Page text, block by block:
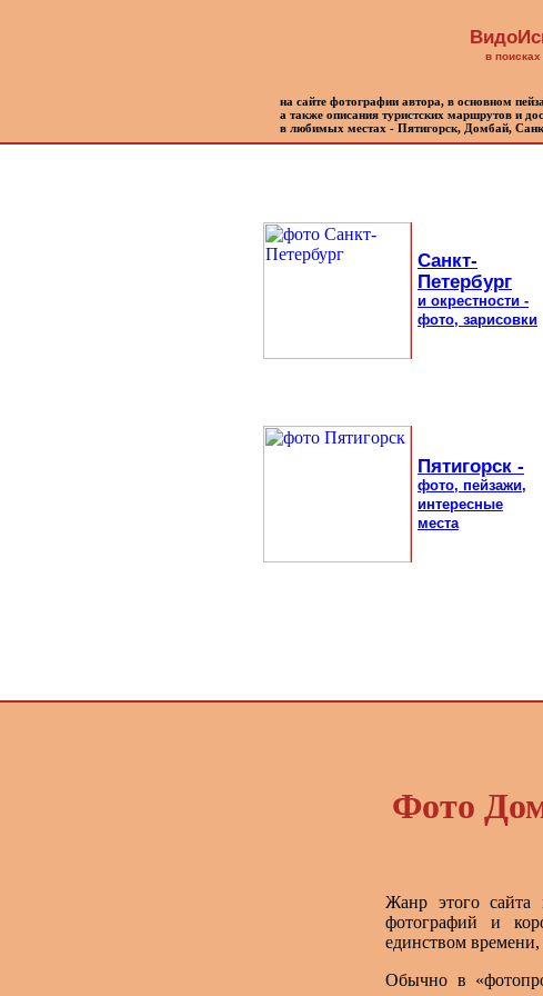
в
на сайте фотографии автора, в основном
а также описания туристских маршрутов и
в любимых местах - Пятигорск, Домбай,
Санкт-
Петербург
и окрестности -
фото, зарисовки
Пятигорск -
фото, пейзажи,
интересные
места
Фото
Жанр этого сайта
фотографий и
единством времени,
Обычно в